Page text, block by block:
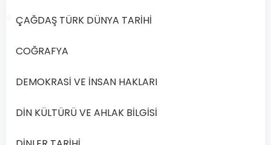
ÇAĞDAŞ TÜRK DÜNYA TARİHİ
COĞRAFYA
DEMOKRASİ VE İNSAN HAKLARI
DİN KÜLTÜRÜ VE AHLAK BİLGİSİ